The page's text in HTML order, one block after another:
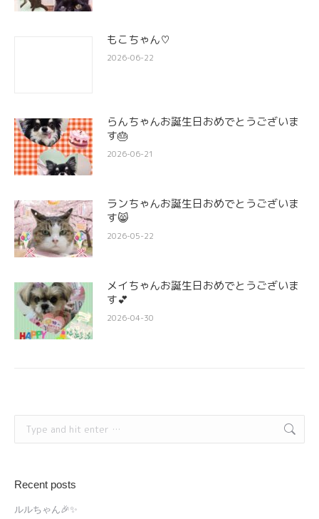
もこちゃん♡
2026-06-22
らんちゃんお誕生日おめでとうございま
す🎂
2026-06-21
ランちゃんお誕生日おめでとうございま
す😸
2026-05-22
メイちゃんお誕生日おめでとうございま
す💕
2026-04-30
Recent posts
ルルちゃん🎉✨